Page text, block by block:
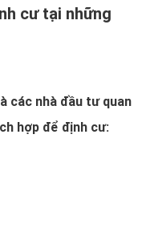
cư tại những
các nhà đầu tư quan
hợp để định cư: